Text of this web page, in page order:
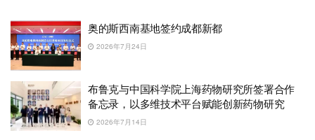
奥的斯西南基地签约成都新都
2026年7月24日
布鲁克与中国科学院上海药物研究所签署合作
备忘录，以多维技术平台赋能创新药物研究
2026年7月14日